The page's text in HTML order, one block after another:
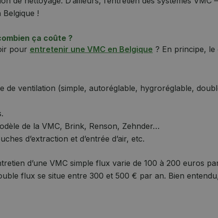
!
ça coûte ?
pour entretenir une VMC en Belgique ? En principe,
de ventilation (simple, autoréglable, hygroréglable,
de la VMC, Brink, Renson, Zehnder…
d’extraction et d’entrée d’air, etc.
d’une VMC simple flux varie de 100 à 200 euros
flux se situe entre 300 et 500 € par an. Bien